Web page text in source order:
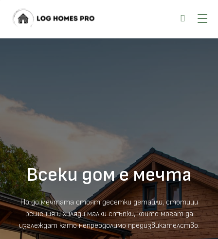
+359
Всеки дом е мечта
Но до мечтата стоят десетки детайли, стотици
решения и хиляди малки стъпки, които могат да
изглеждат като непреодолимо предизвикателство.